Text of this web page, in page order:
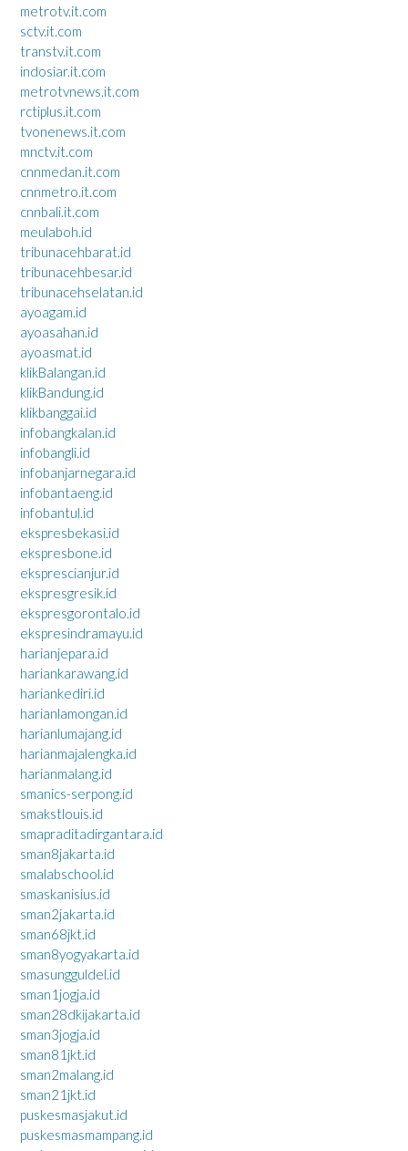
metrotv.it.com
sctv.it.com
transtv.it.com
indosiar.it.com
metrotvnews.it.com
rctiplus.it.com
tvonenews.it.com
mnctv.it.com
cnnmedan.it.com
cnnmetro.it.com
cnnbali.it.com
meulaboh.id
tribunacehbarat.id
tribunacehbesar.id
tribunacehselatan.id
ayoagam.id
ayoasahan.id
ayoasmat.id
klikBalangan.id
klikBandung.id
klikbanggai.id
infobangkalan.id
infobangli.id
infobanjarnegara.id
infobantaeng.id
infobantul.id
ekspresbekasi.id
ekspresbone.id
eksprescianjur.id
ekspresgresik.id
ekspresgorontalo.id
ekspresindramayu.id
harianjepara.id
hariankarawang.id
hariankediri.id
harianlamongan.id
harianlumajang.id
harianmajalengka.id
harianmalang.id
smanics-serpong.id
smakstlouis.id
smapraditadirgantara.id
sman8jakarta.id
smalabschool.id
smaskanisius.id
sman2jakarta.id
sman68jkt.id
sman8yogyakarta.id
smasungguldel.id
sman1jogja.id
sman28dkijakarta.id
sman3jogja.id
sman81jkt.id
sman2malang.id
sman21jkt.id
puskesmasjakut.id
puskesmasmampang.id